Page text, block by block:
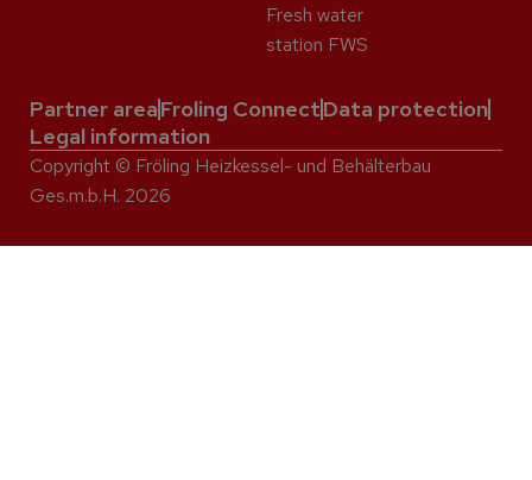
Fresh water
station FWS
Partner areaFroling ConnectData protection
Legal information
Copyright © Fröling Heizkessel- und Behälterbau
Ges.m.b.H. 2026